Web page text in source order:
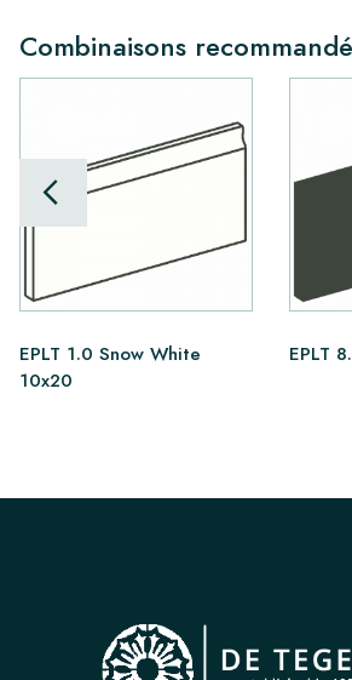
Combinaisons
EPLT 1.0 Snow White
10x20
EPLT